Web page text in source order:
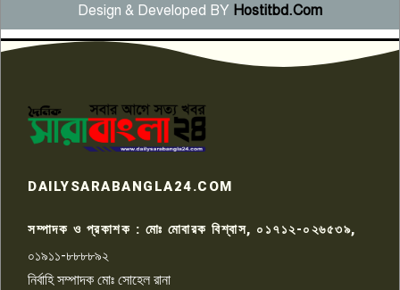
৬
সংবাদ সম্মেলনে অভিযোগ অস্বীকার
উদ্দেশ্য প্রণোদিত সংবাদ প্রকাশের
প্রতিবাদ নাজির হাসানের
৭
কেটে ঘরে ঢুকে স্কুল শিক্ষিকাকে হত্যা
টয়লেটের ট্যাংকি থেকে লাশ উদ্ধার
রাজশাহীতে সন্ত্রাসী হামলায় গুরুতর
Design & Developed BY Hostitbd.Com
DAILYSARABANGLA24.COM
সম্পাদক ও প্রকাশক : মোঃ মোবারক বিশ্বাস, ০১৭১২-০২৬৫৩৯,
০১৯১১-৮৮৮৮৯২
নির্বাহি সম্পাদক মোঃ সোহেল রানা